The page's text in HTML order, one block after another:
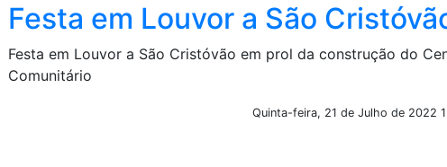
Festa em Louvor a São
Festa em Louvor a São Cristóvão em prol da construção do
Comunitário
Quinta-feira, 21 de Julho de 2022